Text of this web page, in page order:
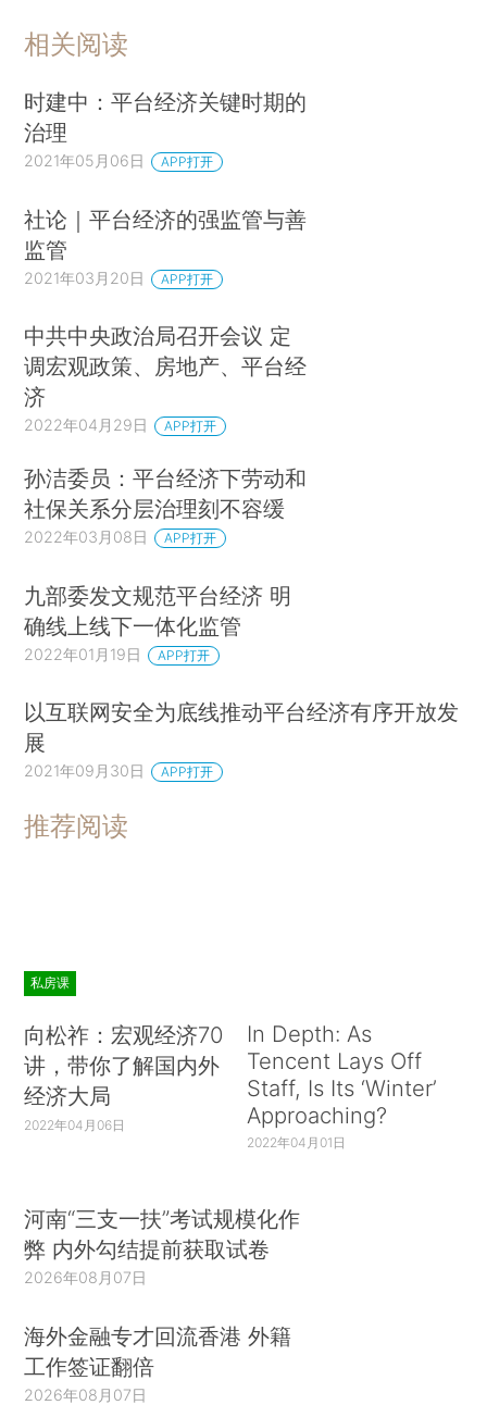
相关阅读
时建中：平台经济关键时期的
治理
2021年05月06日 APP打开
社论｜平台经济的强监管与善
监管
2021年03月20日 APP打开
中共中央政治局召开会议 定
调宏观政策、房地产、平台经
济
2022年04月29日 APP打开
孙洁委员：平台经济下劳动和
社保关系分层治理刻不容缓
2022年03月08日 APP打开
九部委发文规范平台经济 明
确线上线下一体化监管
2022年01月19日 APP打开
以互联网安全为底线推动平台经济有序开放发
展
2021年09月30日 APP打开
推荐阅读
私房课
向松祚：宏观经济70
讲，带你了解国内外
经济大局
2022年04月06日
In Depth: As
Tencent Lays Off
Staff, Is Its ‘Winter’
Approaching?
2022年04月01日
河南“三支一扶”考试规模化作
弊 内外勾结提前获取试卷
2026年08月07日
海外金融专才回流香港 外籍
工作签证翻倍
2026年08月07日